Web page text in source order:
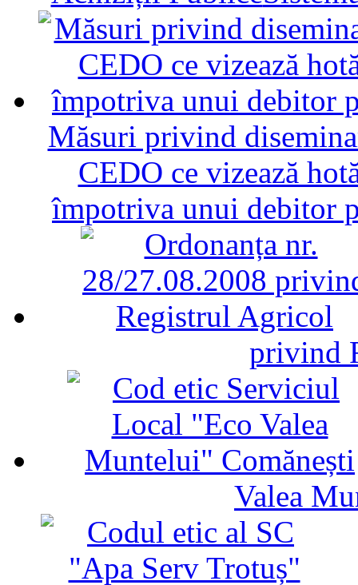
Măsuri privind
CEDO ce vizează
împotriva unui debitor
privind
Valea